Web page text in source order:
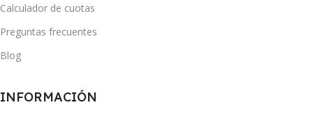
Calculador de cuotas
Preguntas frecuentes
Blog
INFORMACIÓN